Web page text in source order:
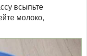
всыпьте
молоко,